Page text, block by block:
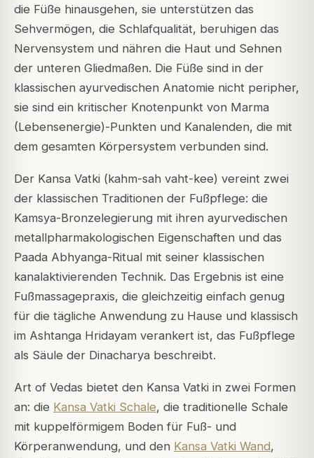
die Füße hinausgehen, sie unterstützen das
Sehvermögen, die Schlafqualität, beruhigen das
Nervensystem und nähren die Haut und Sehnen
der unteren Gliedmaßen. Die Füße sind in der
klassischen ayurvedischen Anatomie nicht peripher,
sie sind ein kritischer Knotenpunkt von Marma
(Lebensenergie)-Punkten und Kanalenden, die mit
dem gesamten Körpersystem verbunden sind.
Der Kansa Vatki (kahm-sah vaht-kee) vereint zwei
der klassischen Traditionen der Fußpflege: die
Kamsya-Bronzelegierung mit ihren ayurvedischen
metallpharmakologischen Eigenschaften und das
Paada Abhyanga-Ritual mit seiner klassischen
kanalaktivierenden Technik. Das Ergebnis ist eine
Fußmassagepraxis, die gleichzeitig einfach genug
für die tägliche Anwendung zu Hause und klassisch
im Ashtanga Hridayam verankert ist, das Fußpflege
als Säule der Dinacharya beschreibt.
Art of Vedas bietet den Kansa Vatki in zwei Formen
an: die Kansa Vatki Schale, die traditionelle Schale
mit kuppelförmigem Boden für Fuß- und
Körperanwendung, und den Kansa Vatki Wand,